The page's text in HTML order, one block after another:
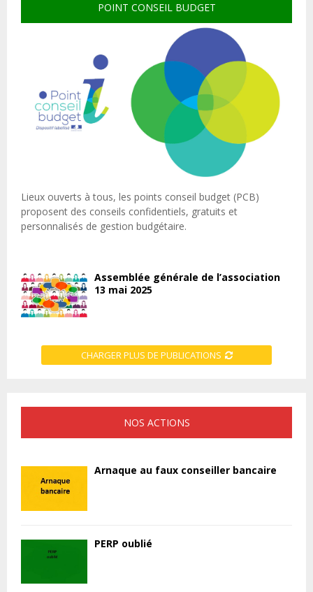
POINT CONSEIL BUDGET
Lieux ouverts à tous, les points conseil budget (PCB)
proposent des conseils confidentiels, gratuits et
personnalisés de gestion budgétaire.
Assemblée générale de l’association
13 mai 2025
CHARGER PLUS DE PUBLICATIONS
NOS ACTIONS
Arnaque au faux conseiller bancaire
PERP oublié